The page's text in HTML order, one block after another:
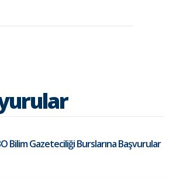
Bilim Gazeteciliği Burslarına Başvurular